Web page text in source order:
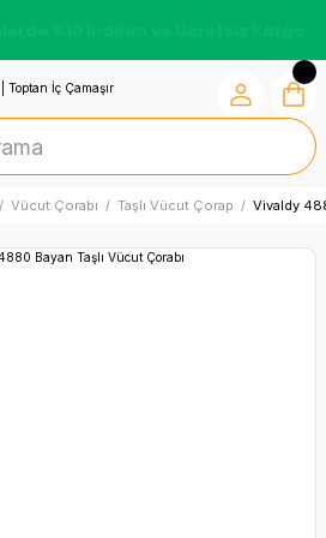
Vücut Çorabı Taşlı Vücut Çorap Vivaldy